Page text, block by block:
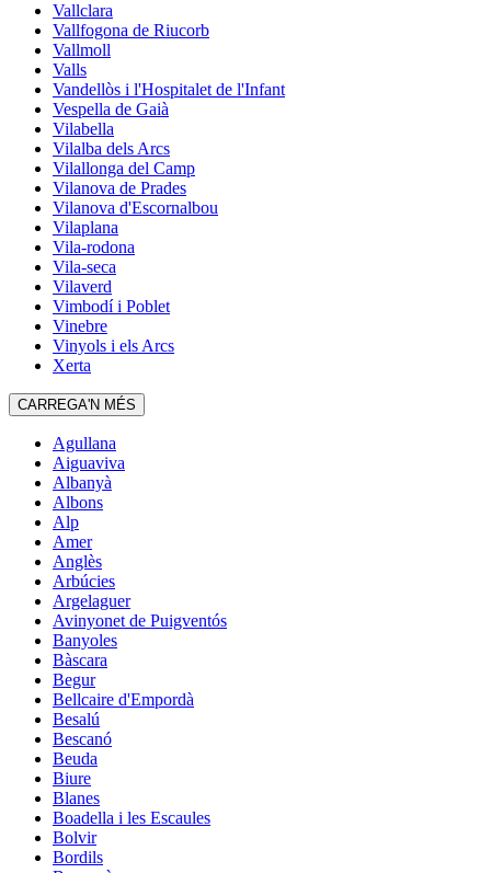
Vallclara
Vallfogona de Riucorb
Vallmoll
Valls
Vandellòs i l'Hospitalet de l'Infant
Vespella de Gaià
Vilabella
Vilalba dels Arcs
Vilallonga del Camp
Vilanova de Prades
Vilanova d'Escornalbou
Vilaplana
Vila-rodona
Vila-seca
Vilaverd
Vimbodí i Poblet
Vinebre
Vinyols i els Arcs
Xerta
CARREGA'N MÉS
Agullana
Aiguaviva
Albanyà
Albons
Alp
Amer
Anglès
Arbúcies
Argelaguer
Avinyonet de Puigventós
Banyoles
Bàscara
Begur
Bellcaire d'Empordà
Besalú
Bescanó
Beuda
Biure
Blanes
Boadella i les Escaules
Bolvir
Bordils